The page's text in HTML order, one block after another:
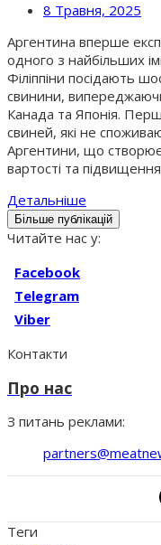
8 Травня, 2025
Аргентина вперше
одного з найбільших
Філіппіни посідають
свинини,
Канада та Японія.
свиней, які не
Аргентини, що
вартості та
Детальніше
Більше публікацій
Читайте нас у:
Facebook
Telegram
Viber
Контакти
Про нас
З питань реклами:
Теги